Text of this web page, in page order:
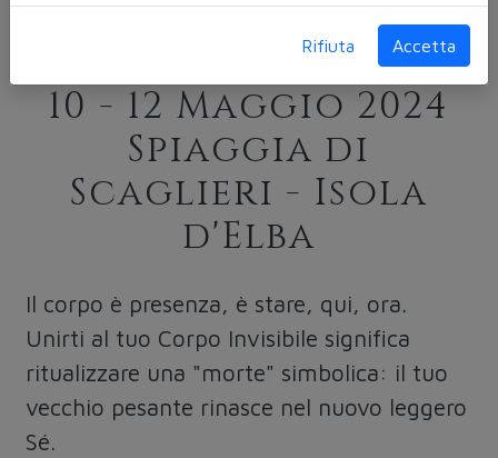
"corpo/cibo"
10 - 12 Maggio 2024
Spiaggia di
Scaglieri - Isola
d'Elba
Il corpo è presenza, è stare, qui, ora.
Unirti al tuo Corpo Invisibile significa
ritualizzare una "morte" simbolica: il tuo
vecchio pesante rinasce nel nuovo leggero
Sé.
Rifiuta Accetta